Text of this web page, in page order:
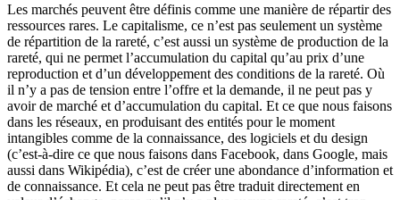
Les marchés peuvent être définis comme une manière de répartir des
ressources rares. Le capitalisme, ce n’est pas seulement un système
de répartition de la rareté, c’est aussi un système de production de la
rareté, qui ne permet l’accumulation du capital qu’au prix d’une
reproduction et d’un développement des conditions de la rareté. Où
il n’y a pas de tension entre l’offre et la demande, il ne peut pas y
avoir de marché et d’accumulation du capital. Et ce que nous faisons
dans les réseaux, en produisant des entités pour le moment
intangibles comme de la connaissance, des logiciels et du design
(c’est-à-dire ce que nous faisons dans Facebook, dans Google, mais
aussi dans Wikipédia), c’est de créer une abondance d’information et
de connaissance. Et cela ne peut pas être traduit directement en